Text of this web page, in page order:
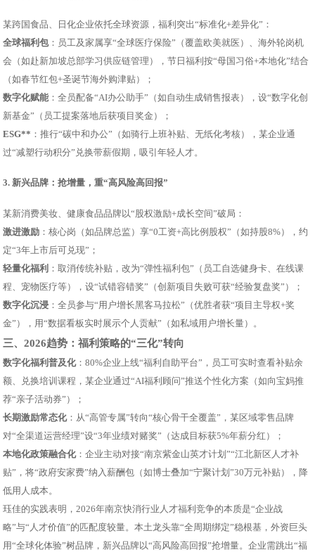
某跨国食品、日化企业依托全球资源，福利突出“标准化+差异化”：
全球福利包：员工及家属享“全球医疗保险”（覆盖欧美就医）、海外轮岗机
会（如赴新加坡总部学习供应链管理），节日福利按“母国习俗+本地化”结合
（如春节红包+圣诞节海外购津贴）；
数字化赋能 ：全员配备“AI办公助手”（如自动生成销售报表），设“数字化创
新基金”（员工提案落地后获项目奖金）；
ESG** ：推行“碳中和办公”（如骑行上班补贴、无纸化考核），某企业通
过“减塑行动积分”兑换带薪假期，吸引年轻人才。
3. 新兴品牌：抢增量，重“高风险高回报”
某新消费美妆、健康食品品牌以“股权激励+成长空间”破局：
激进激励 ：核心岗（如品牌总监）享“0工资+高比例股权”（如持股8%），约
定“3年上市后可兑现”；
轻量化福利 ：取消传统补贴，改为“弹性福利包”（员工自选健身卡、在线课
程、宠物医疗等），设“试错容错奖”（创新项目失败可获“经验复盘奖”）；
数字化沉浸 ：全员参与“用户增长黑客马拉松”（优胜者获“项目主导权+奖
金”），用“数据看板实时展示个人贡献”（如私域用户增长量）。
三、2026趋势：福利策略的“三化”转向
数字化福利普及化：80%企业上线“福利自助平台”，员工可实时查看补贴余
额、兑换培训课程，某企业通过“AI福利顾问”推送个性化方案（如向宝妈推
荐“亲子活动券”）；
长期激励常态化：从“高管专属”转向“核心骨干全覆盖”，某区域零售品牌
对“全渠道运营经理”设“3年业绩对赌奖”（达成目标获5%年薪分红）；
本地化政策融合化：企业主动对接“南京紫金山英才计划”“江北新区人才补
贴”，将“政府安家费”纳入薪酬包（如博士叠加“宁聚计划”30万元补贴），降
低用人成本。
珏佳的实践表明，2026年南京快消行业人才福利竞争的本质是“企业战
略”与“人才价值”的匹配度较量。本土龙头靠“全周期绑定”稳根基，外资巨头
用“全球化体验”树品牌，新兴品牌以“高风险高回报”抢增量。企业需跳出“福